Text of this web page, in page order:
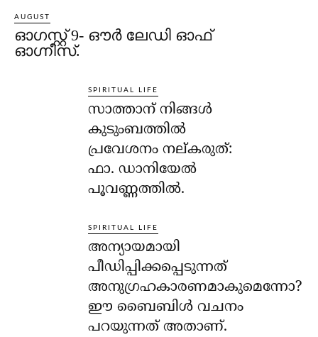
AUGUST
ഓഗസ്റ്റ് 9- ഔര്‍ ലേഡി ഓഫ്
ഓഗ്നീസ്.
SPIRITUAL LIFE
സാത്താന് നിങ്ങള്‍
കുടുംബത്തില്‍
പ്രവേശനം നല്കരുത്:
ഫാ. ഡാനിയേല്‍
പൂവണ്ണത്തില്‍.
SPIRITUAL LIFE
അന്യായമായി
പീഡിപ്പിക്കപ്പെടുന്നത്
അനുഗ്രഹകാരണമാകുമെന്നോ?
ഈ ബൈബിള്‍ വചനം
പറയുന്നത് അതാണ്.